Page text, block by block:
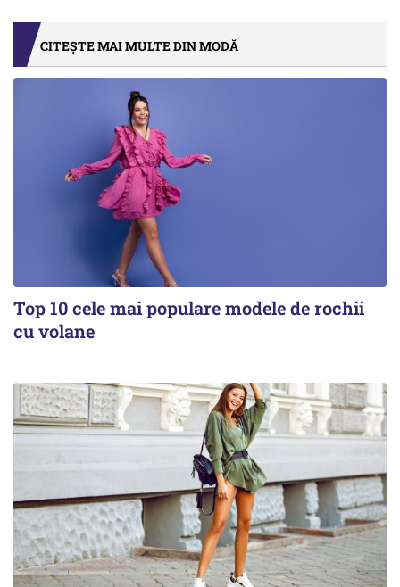
CITEȘTE MAI MULTE DIN MODĂ
Top 10 cele mai populare modele de rochii
cu volane